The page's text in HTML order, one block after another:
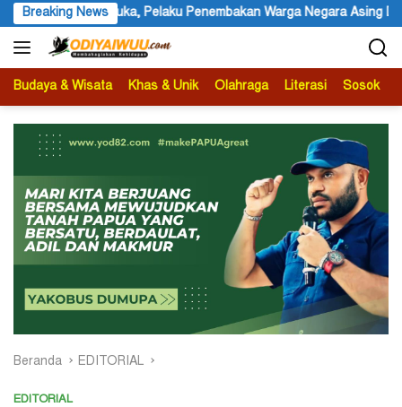
Langsung
ke
konten
Breaking News
Negara Asing Dilarikan Kelompoknya ke Dalam Hutan
Budaya & Wisata Khas & Unik Olahraga Literasi Sosok
Beranda EDITORIAL
EDITORIAL